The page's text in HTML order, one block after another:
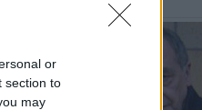
or
section to
may